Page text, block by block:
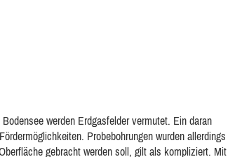
werden Erdgasfelder vermutet. Ein daran
Probebohrungen wurden allerdings
gebracht werden soll, gilt als kompliziert. Mit